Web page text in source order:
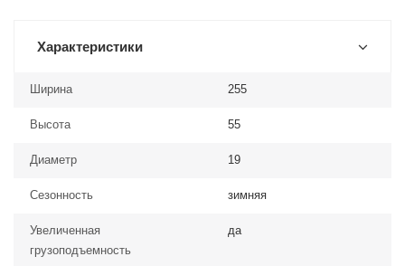
Характеристики
Ширина 255
Высота 55
Диаметр 19
Сезонность зимняя
Увеличенная
грузоподъемность
да